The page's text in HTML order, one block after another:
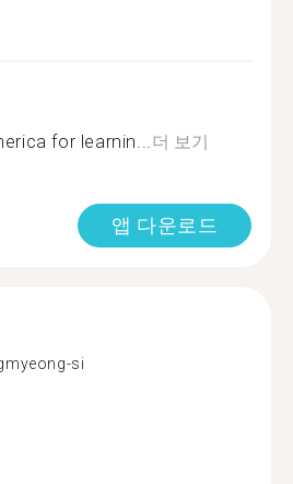
for learnin...더 보기
앱 다운로드
si